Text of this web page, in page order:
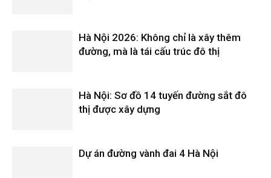
Hà Nội 2026: Không chỉ là xây thêm
đường, mà là tái cấu trúc đô thị
Hà Nội: Sơ đồ 14 tuyến đường sắt đô
thị được xây dựng
Dự án đường vành đai 4 Hà Nội